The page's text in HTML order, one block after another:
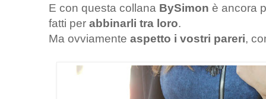
E con questa collana BySimon è ancora
fatti per abbinarli tra loro.
Ma ovviamente aspetto i vostri pareri,